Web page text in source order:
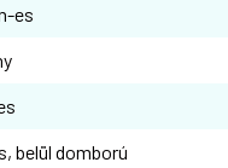
es
belül domború